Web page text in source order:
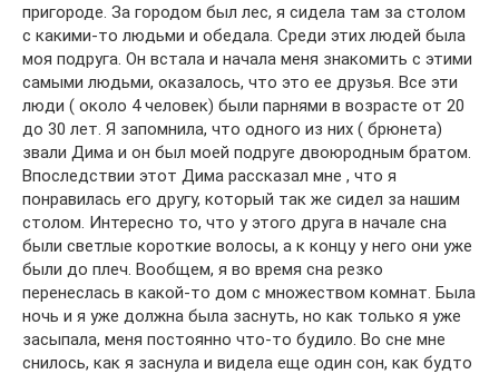
пригороде. За городом был лес, я сидела там за столом
с какими-то людьми и обедала. Среди этих людей была
моя подруга. Он встала и начала меня знакомить с этими
самыми людьми, оказалось, что это ее друзья. Все эти
люди ( около 4 человек) были парнями в возрасте от 20
до 30 лет. Я запомнила, что одного из них ( брюнета)
звали Дима и он был моей подруге двоюродным братом.
Впоследствии этот Дима рассказал мне , что я
понравилась его другу, который так же сидел за нашим
столом. Интересно то, что у этого друга в начале сна
были светлые короткие волосы, а к концу у него они уже
были до плеч. Вообщем, я во время сна резко
перенеслась в какой-то дом с множеством комнат. Была
ночь и я уже должна была заснуть, но как только я уже
засыпала, меня постоянно что-то будило. Во сне мне
снилось, как я заснула и видела еще один сон, как будто